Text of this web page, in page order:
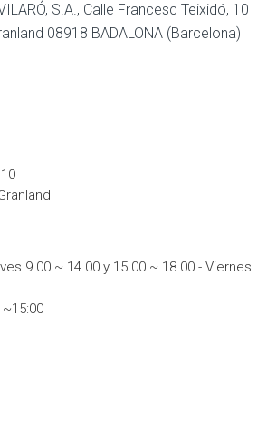
S.A., Calle Francesc Teixidó, 10
08918 BADALONA (Barcelona)
9.00 ~ 14.00 y 15.00 ~ 18.00 - Viernes